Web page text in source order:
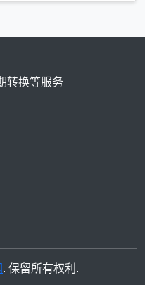
转换等服务
. 保留所有权利.